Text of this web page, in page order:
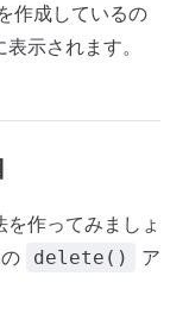
作成しているの
示されます。
作ってみましょ
delete()
ア